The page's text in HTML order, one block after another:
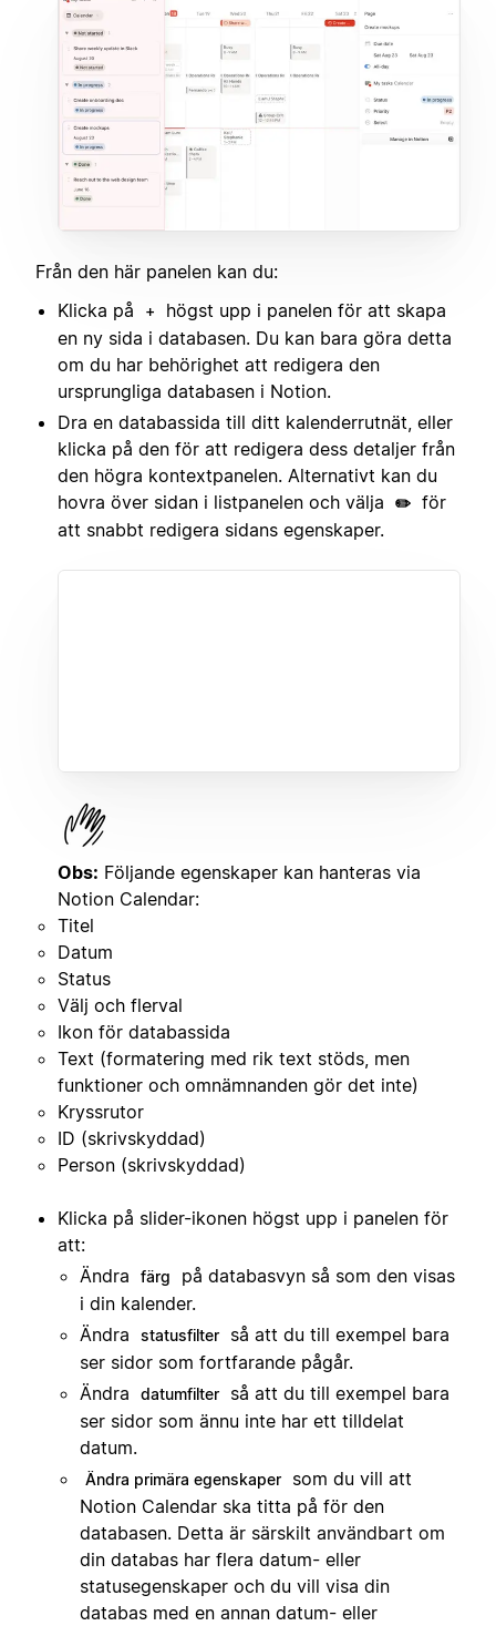
Från den här panelen kan du:
Klicka på
+
högst upp i panelen för att skapa
en ny sida i databasen. Du kan bara göra detta
om du har behörighet att redigera den
ursprungliga databasen i Notion.
Dra en databassida till ditt kalenderrutnät, eller
klicka på den för att redigera dess detaljer från
den högra kontextpanelen. Alternativt kan du
hovra över sidan i listpanelen och välja
✏️ för
att snabbt redigera sidans egenskaper.
Obs: Följande egenskaper kan hanteras via
Notion Calendar:
Titel
Datum
Status
Välj och flerval
Ikon för databassida
Text (formatering med rik text stöds, men
funktioner och omnämnanden gör det inte)
Kryssrutor
ID (skrivskyddad)
Person (skrivskyddad)
Klicka på slider-ikonen högst upp i panelen för
att:
Ändra
färg
på databasvyn så som den visas
i din kalender.
Ändra
statusfilter
så att du till exempel bara
ser sidor som fortfarande pågår.
Ändra
datumfilter
så att du till exempel bara
ser sidor som ännu inte har ett tilldelat
datum.
Ändra primära egenskaper
som du vill att
Notion Calendar ska titta på för den
databasen. Detta är särskilt användbart om
din databas har flera datum- eller
statusegenskaper och du vill visa din
databas med en annan datum- eller